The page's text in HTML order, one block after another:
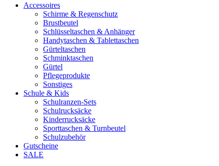
Accessoires
Schirme & Regenschutz
Brustbeutel
Schlüsseltaschen & Anhänger
Handytaschen & Tablettaschen
Gürteltaschen
Schminktaschen
Gürtel
Pflegeprodukte
Sonstiges
Schule & Kids
Schulranzen-Sets
Schulrucksäcke
Kinderrucksäcke
Sporttaschen & Turnbeutel
Schulzubehör
Gutscheine
SALE